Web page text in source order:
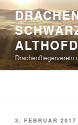
Zum
Inhalt
springen
Drachenfliegerverein
VERÖFFENTLICHT
3. FEBRUAR 2017